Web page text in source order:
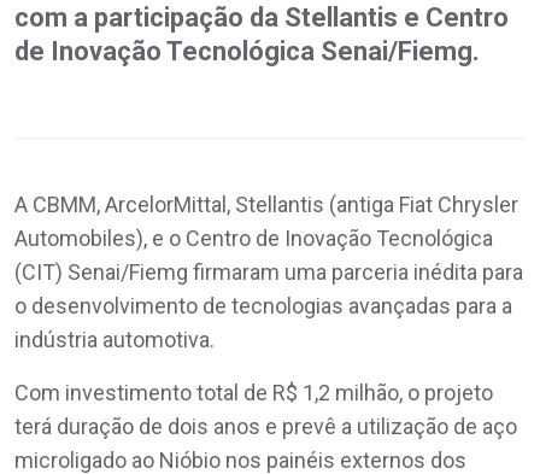
com a participação da Stellantis e Centro
de Inovação Tecnológica Senai/Fiemg.
A CBMM, ArcelorMittal, Stellantis (antiga Fiat Chrysler
Automobiles), e o Centro de Inovação Tecnológica
(CIT) Senai/Fiemg firmaram uma parceria inédita para
o desenvolvimento de tecnologias avançadas para a
indústria automotiva.
Com investimento total de R$ 1,2 milhão, o projeto
terá duração de dois anos e prevê a utilização de aço
microligado ao Nióbio nos painéis externos dos